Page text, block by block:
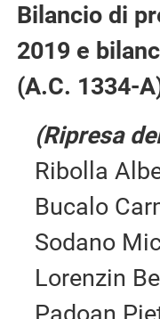
Bilancio di
2019 e
(A.C. 1334-
(Ripresa
Ribolla
Bucalo
Sodano
Lorenzin